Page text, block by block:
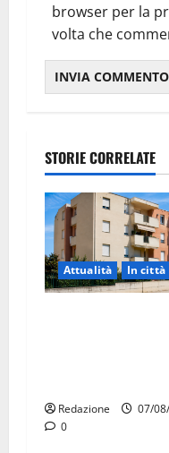
browser per la
volta che
STORIE CORRELATE
Attualità In città
Redazione
07/
0